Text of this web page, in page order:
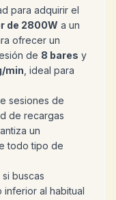
para adquirir el
de 2800W a un
ofrecer un
de 8 bares y
min , ideal para
sesiones de
de recargas
un
todo tipo de
buscas
al habitual